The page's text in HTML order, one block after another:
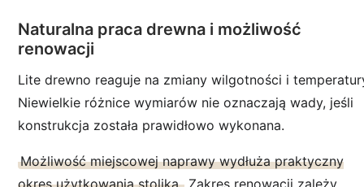
Naturalna praca drewna i możliwość
renowacji
Lite drewno reaguje na zmiany wilgotności i
Niewielkie różnice wymiarów nie oznaczają wady, jeśli
konstrukcja została prawidłowo wykonana.
Możliwość miejscowej naprawy wydłuża praktyczny
okres użytkowania stolika.Zakres renowacji zależy